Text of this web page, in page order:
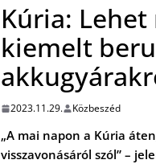
Kúria: Lehet
kiemelt
2023.11.29. Közbeszéd
„A mai napon a Kúria
visszavonásáról szól” –